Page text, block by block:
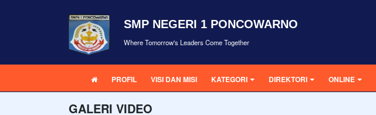
SMP NEGERI 1 PONCOWARNO
Where Tomorrow's Leaders Come Together
PROFIL VISI DAN MISI KATEGORI DIREKTORI ONLINE
GALERI VIDEO